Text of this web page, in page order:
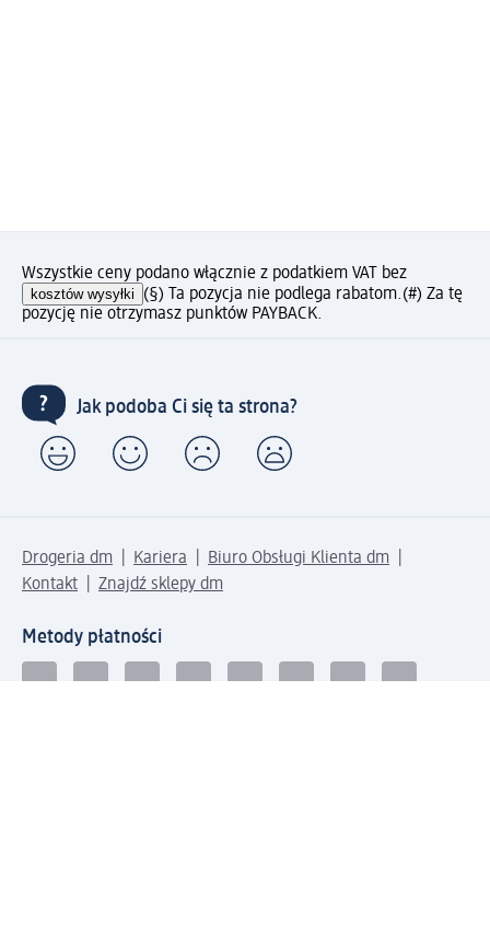
Wszystkie ceny podano włącznie z podatkiem VAT bez
kosztów wysyłki (§) Ta pozycja nie podlega rabatom.(#) Za tę
pozycję nie otrzymasz punktów PAYBACK.
Jak podoba Ci się ta strona?
Drogeria dm Kariera
Biuro Obsługi Klienta dm
Kontakt
Znajdź sklepy dm
Metody płatności